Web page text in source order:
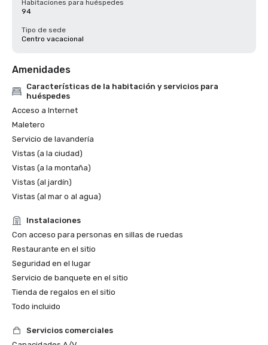
Habitaciones para huéspedes
94
Tipo de sede
Centro vacacional
Amenidades
Características de la habitación y servicios para
huéspedes
Acceso a Internet
Maletero
Servicio de lavandería
Vistas (a la ciudad)
Vistas (a la montaña)
Vistas (al jardín)
Vistas (al mar o al agua)
Instalaciones
Con acceso para personas en sillas de ruedas
Restaurante en el sitio
Seguridad en el lugar
Servicio de banquete en el sitio
Tienda de regalos en el sitio
Todo incluido
Servicios comerciales